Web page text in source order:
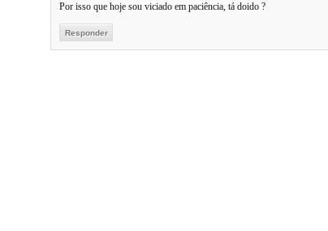
Por isso que hoje sou viciado em paciência, tá doido ?
Responder